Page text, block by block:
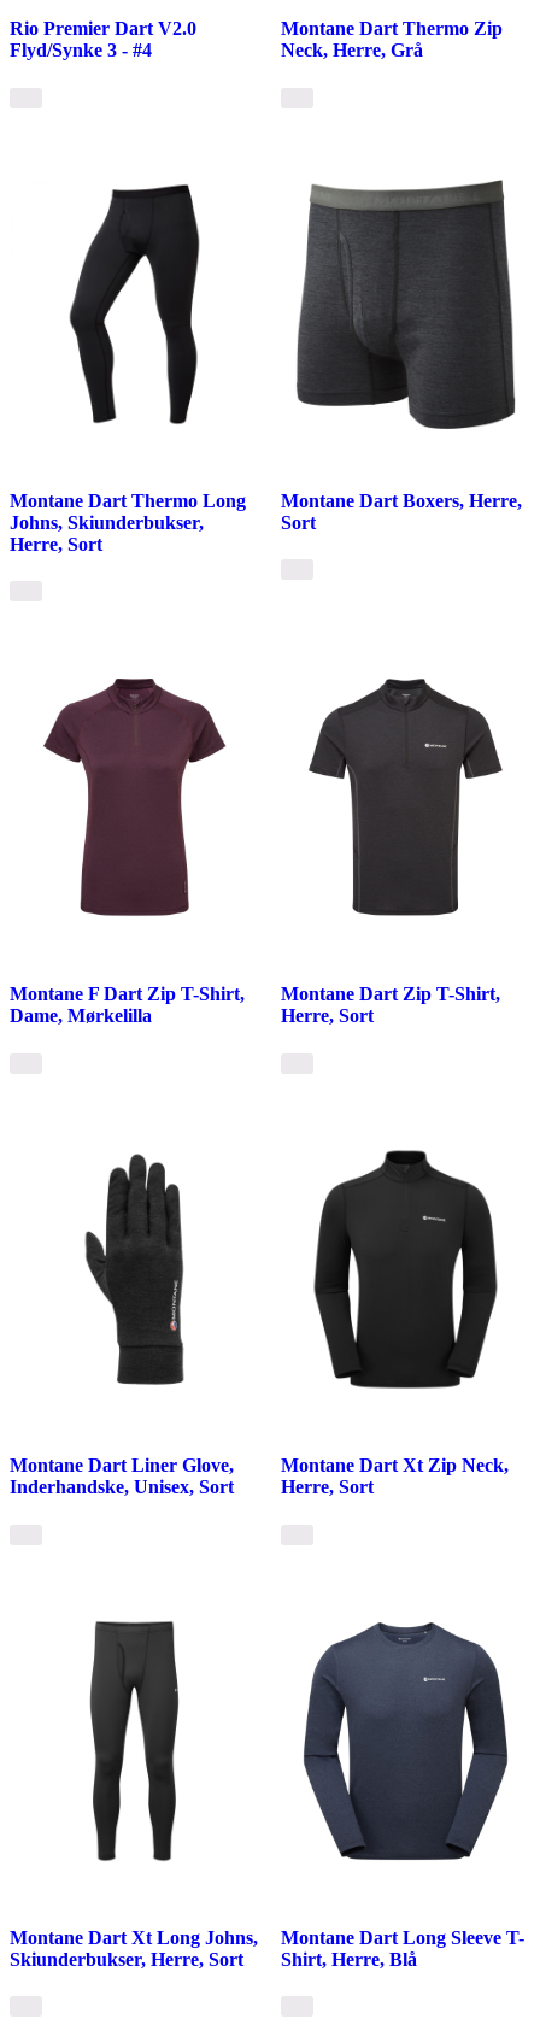
Rio Premier Dart V2.0
Flyd/Synke 3 - #4
Montane Dart Thermo Zip
Neck, Herre, Grå
Montane Dart Thermo Long
Johns, Skiunderbukser,
Herre, Sort
Montane Dart Boxers, Herre,
Sort
Montane F Dart Zip T-Shirt,
Dame, Mørkelilla
Montane Dart Zip T-Shirt,
Herre, Sort
Montane Dart Liner Glove,
Inderhandske, Unisex, Sort
Montane Dart Xt Zip Neck,
Herre, Sort
Montane Dart Xt Long Johns,
Skiunderbukser, Herre, Sort
Montane Dart Long Sleeve T-
Shirt, Herre, Blå